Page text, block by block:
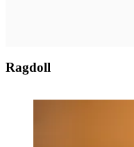
Ragdoll